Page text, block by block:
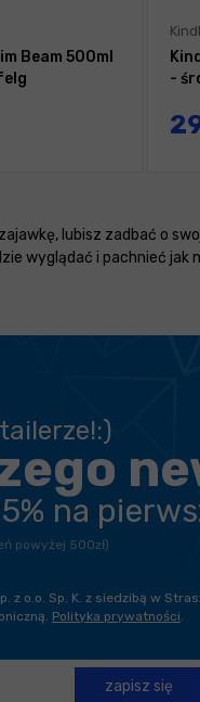
Beam 500ml
-
lubisz zadbać o
wyglądać i pachnieć jak
na
powyżej 500zł)
o.o. Sp. K. z siedzibą w
Polityka prywatności.
zapisz się